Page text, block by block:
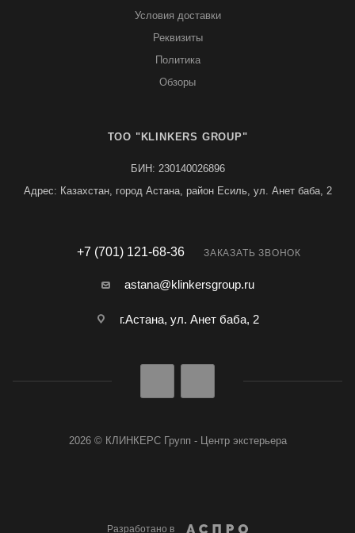
Условия доставки
Реквизиты
Политика
Обзоры
TOO "KLINKERS GROUP"
БИН: 230140026896
Адрес: Казахстан, город Астана, район Есиль, ул. Анет баба, 2
+7 (701) 121-68-36 ЗАКАЗАТЬ ЗВОНОК
astana@klinkersgroup.ru
г.Астана, ул. Анет баба, 2
2026 © КЛИНКЕРС Групп - Центр экстерьера
Разработано в